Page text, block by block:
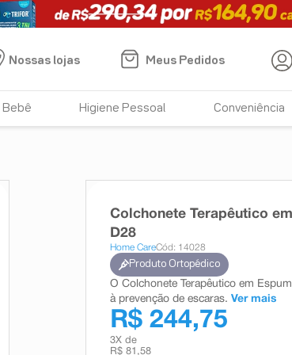
Nossas lojas
Meus Pedidos
Bebê Higiene Pessoal Conveniência
Colchonete Terapêutico
D28
Home CareCód: 14028
Produto Ortopédico
O Colchonete Terapêutico em
à prevenção de escaras. Ver mais
R$ 244,75
3X de
R$ 81,58